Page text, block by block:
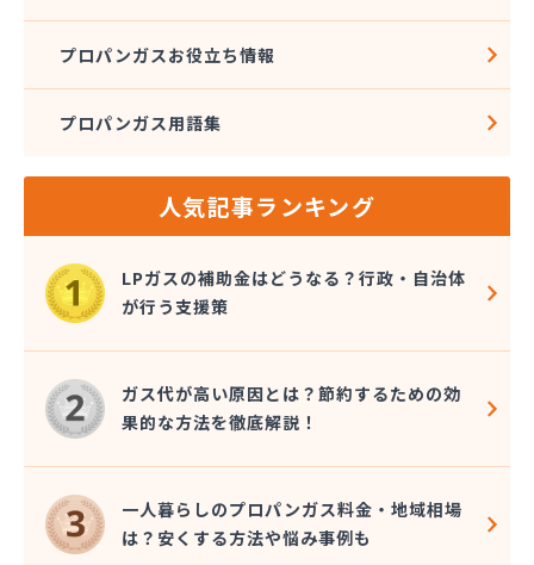
株式会社因幡燃料商会
株式会社永興エナジー
株式会社液化ガス
株式会社奥村商会
株式会社解放ガスセンター
株式会社丸 藤
株式会社鬼木商店
株式会社金光商店
株式会社九酸ガス住設
株式会社九酸ガス住設 直方営業所
株式会社九酸ガス住設 北九州営業所
株式会社桑野商会
株式会社光栄ガス家電サービス
株式会社佐々木東商店
株式会社再生エネルギー
株式会社坂田ガス住設
株式会社三 豊
プロパンガスお役立ち情報
プロパンガス用語集
人気記事ランキング
LPガスの補助金はどうなる？行政・自治体
が行う支援策
ガス代が高い原因とは？節約するための効
果的な方法を徹底解説！
一人暮らしのプロパンガス料金・地域相場
は？安くする方法や悩み事例も